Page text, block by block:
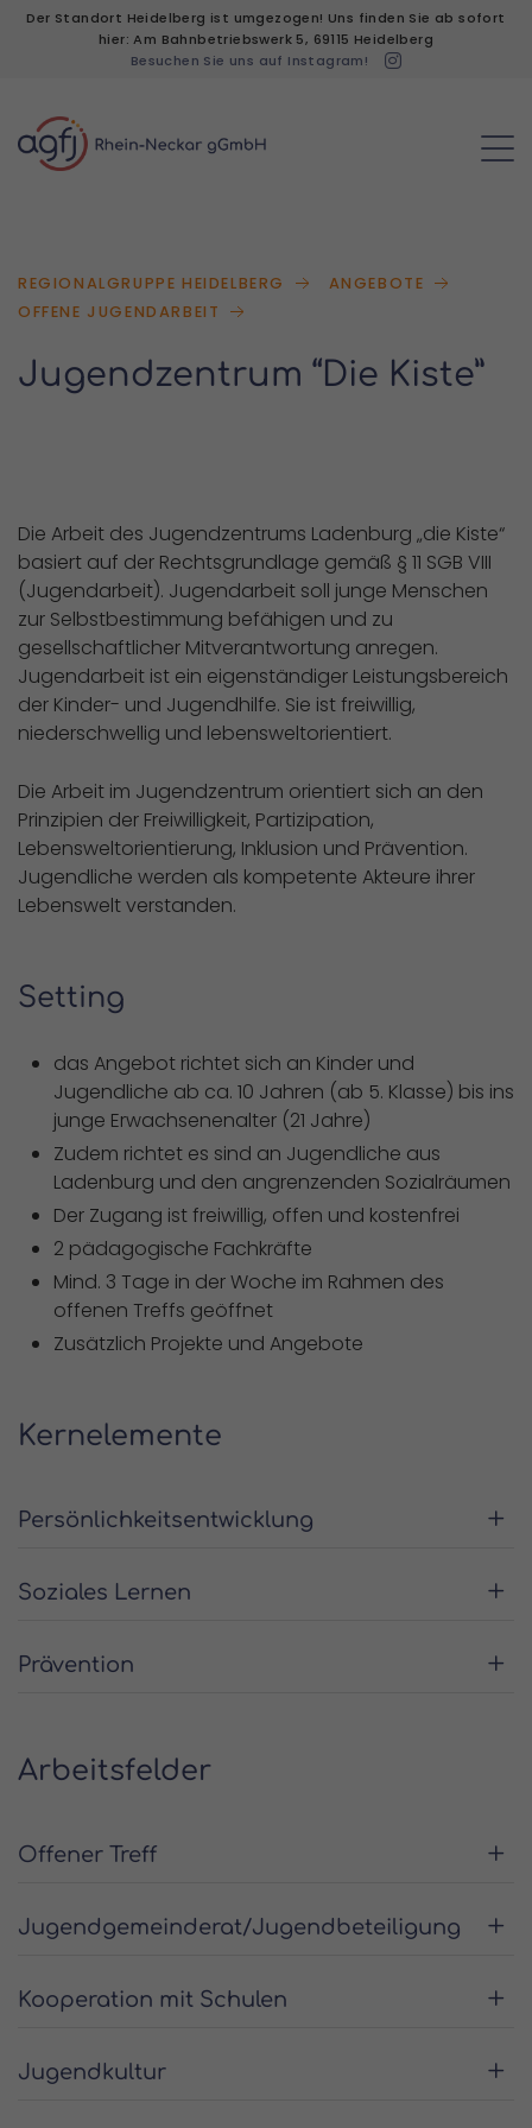
Der Standort Heidelberg ist umgezogen! Uns finden Sie ab sofort
hier: Am Bahnbetriebswerk 5, 69115 Heidelberg
Besuchen Sie uns auf Instagram!
REGIONALGRUPPE HEIDELBERG
ANGEBOTE
OFFENE JUGENDARBEIT
Jugendzentrum “Die Kiste”
Die Arbeit des Jugendzentrums Ladenburg „die Kiste“
basiert auf der Rechtsgrundlage gemäß § 11 SGB VIII
(Jugendarbeit). Jugendarbeit soll junge Menschen
zur Selbstbestimmung befähigen und zu
gesellschaftlicher Mitverantwortung anregen.
Jugendarbeit ist ein eigenständiger Leistungsbereich
der Kinder- und Jugendhilfe. Sie ist freiwillig,
niederschwellig und lebensweltorientiert.
Die Arbeit im Jugendzentrum orientiert sich an den
Prinzipien der Freiwilligkeit, Partizipation,
Lebensweltorientierung, Inklusion und Prävention.
Jugendliche werden als kompetente Akteure ihrer
Lebenswelt verstanden.
Setting
das Angebot richtet sich an Kinder und
Jugendliche ab ca. 10 Jahren (ab 5. Klasse) bis ins
junge Erwachsenenalter (21 Jahre)
Zudem richtet es sind an Jugendliche aus
Ladenburg und den angrenzenden Sozialräumen
Der Zugang ist freiwillig, offen und kostenfrei
2 pädagogische Fachkräfte
Mind. 3 Tage in der Woche im Rahmen des
offenen Treffs geöffnet
Zusätzlich Projekte und Angebote
Kernelemente
Persönlichkeitsentwicklung
Soziales Lernen
Prävention
Arbeitsfelder
Offener Treff
Jugendgemeinderat/Jugendbeteiligung
Kooperation mit Schulen
Jugendkultur